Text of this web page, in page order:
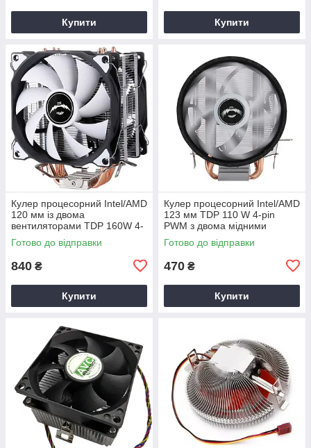
Купити Купити
Кулер процесорний Intel/AMD
120 мм із двома
вентиляторами TDP 160W 4-
pin PWM з 4 мідними
тепловими трубками
Готово до відправки
840 ₴
Купити
Кулер процесорний Intel/AMD
123 мм TDP 110 W 4-pin
PWM з двома мідними
тепловими трубками
Готово до відправки
470 ₴
Купити